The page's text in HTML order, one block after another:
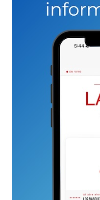
ediles
Dirección de
contrario a lo
recepción
centro